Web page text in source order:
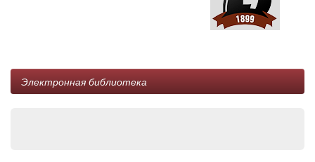
Электронная библиотека